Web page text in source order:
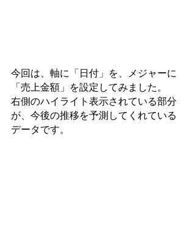
今回は、軸に「日付」を、メジャーに
「売上金額」を設定してみました。
右側のハイライト表示されている部分
が、今後の推移を予測してくれている
データです。